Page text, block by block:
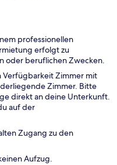
professionellen
erfolgt zu
oder beruflichen Zwecken.
Zimmer mit
Zimmer. Bitte
direkt an deine Unterkunft.
auf der
Zugang zu den
Aufzug.